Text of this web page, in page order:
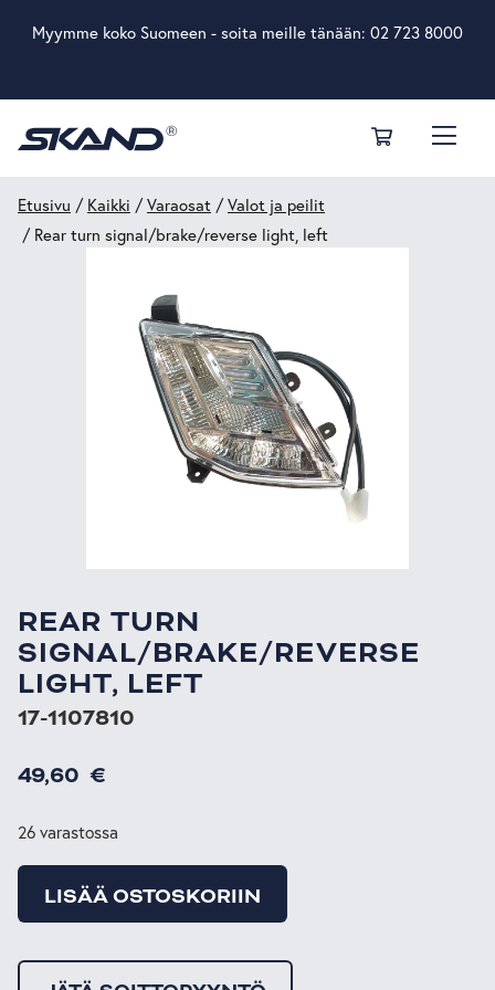
Myymme koko Suomeen - soita meille tänään: 02 723 8000
Etusivu / Kaikki /Varaosat /Valot ja peilit
/ Rear turn signal/brake/reverse light, left
REAR TURN
SIGNAL/BRAKE/REVERSE
LIGHT, LEFT
17-1107810
49,60 €
26 varastossa
LISÄÄ OSTOSKORIIN